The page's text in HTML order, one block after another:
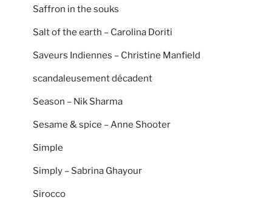
Saffron in the souks
Salt of the earth – Carolina Doriti
Saveurs Indiennes – Christine Manfield
scandaleusement décadent
Season – Nik Sharma
Sesame & spice – Anne Shooter
Simple
Simply – Sabrina Ghayour
Sirocco